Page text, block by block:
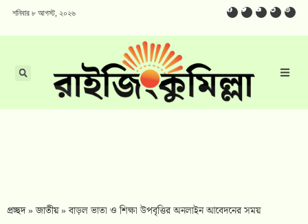
শনিবার ৮ আগস্ট, ২০২৬
প্রচ্ছদ»জাতীয়»বাড়ল ভাতা ও শিক্ষা উপবৃত্তির অনলাইন আবেদনের সময়